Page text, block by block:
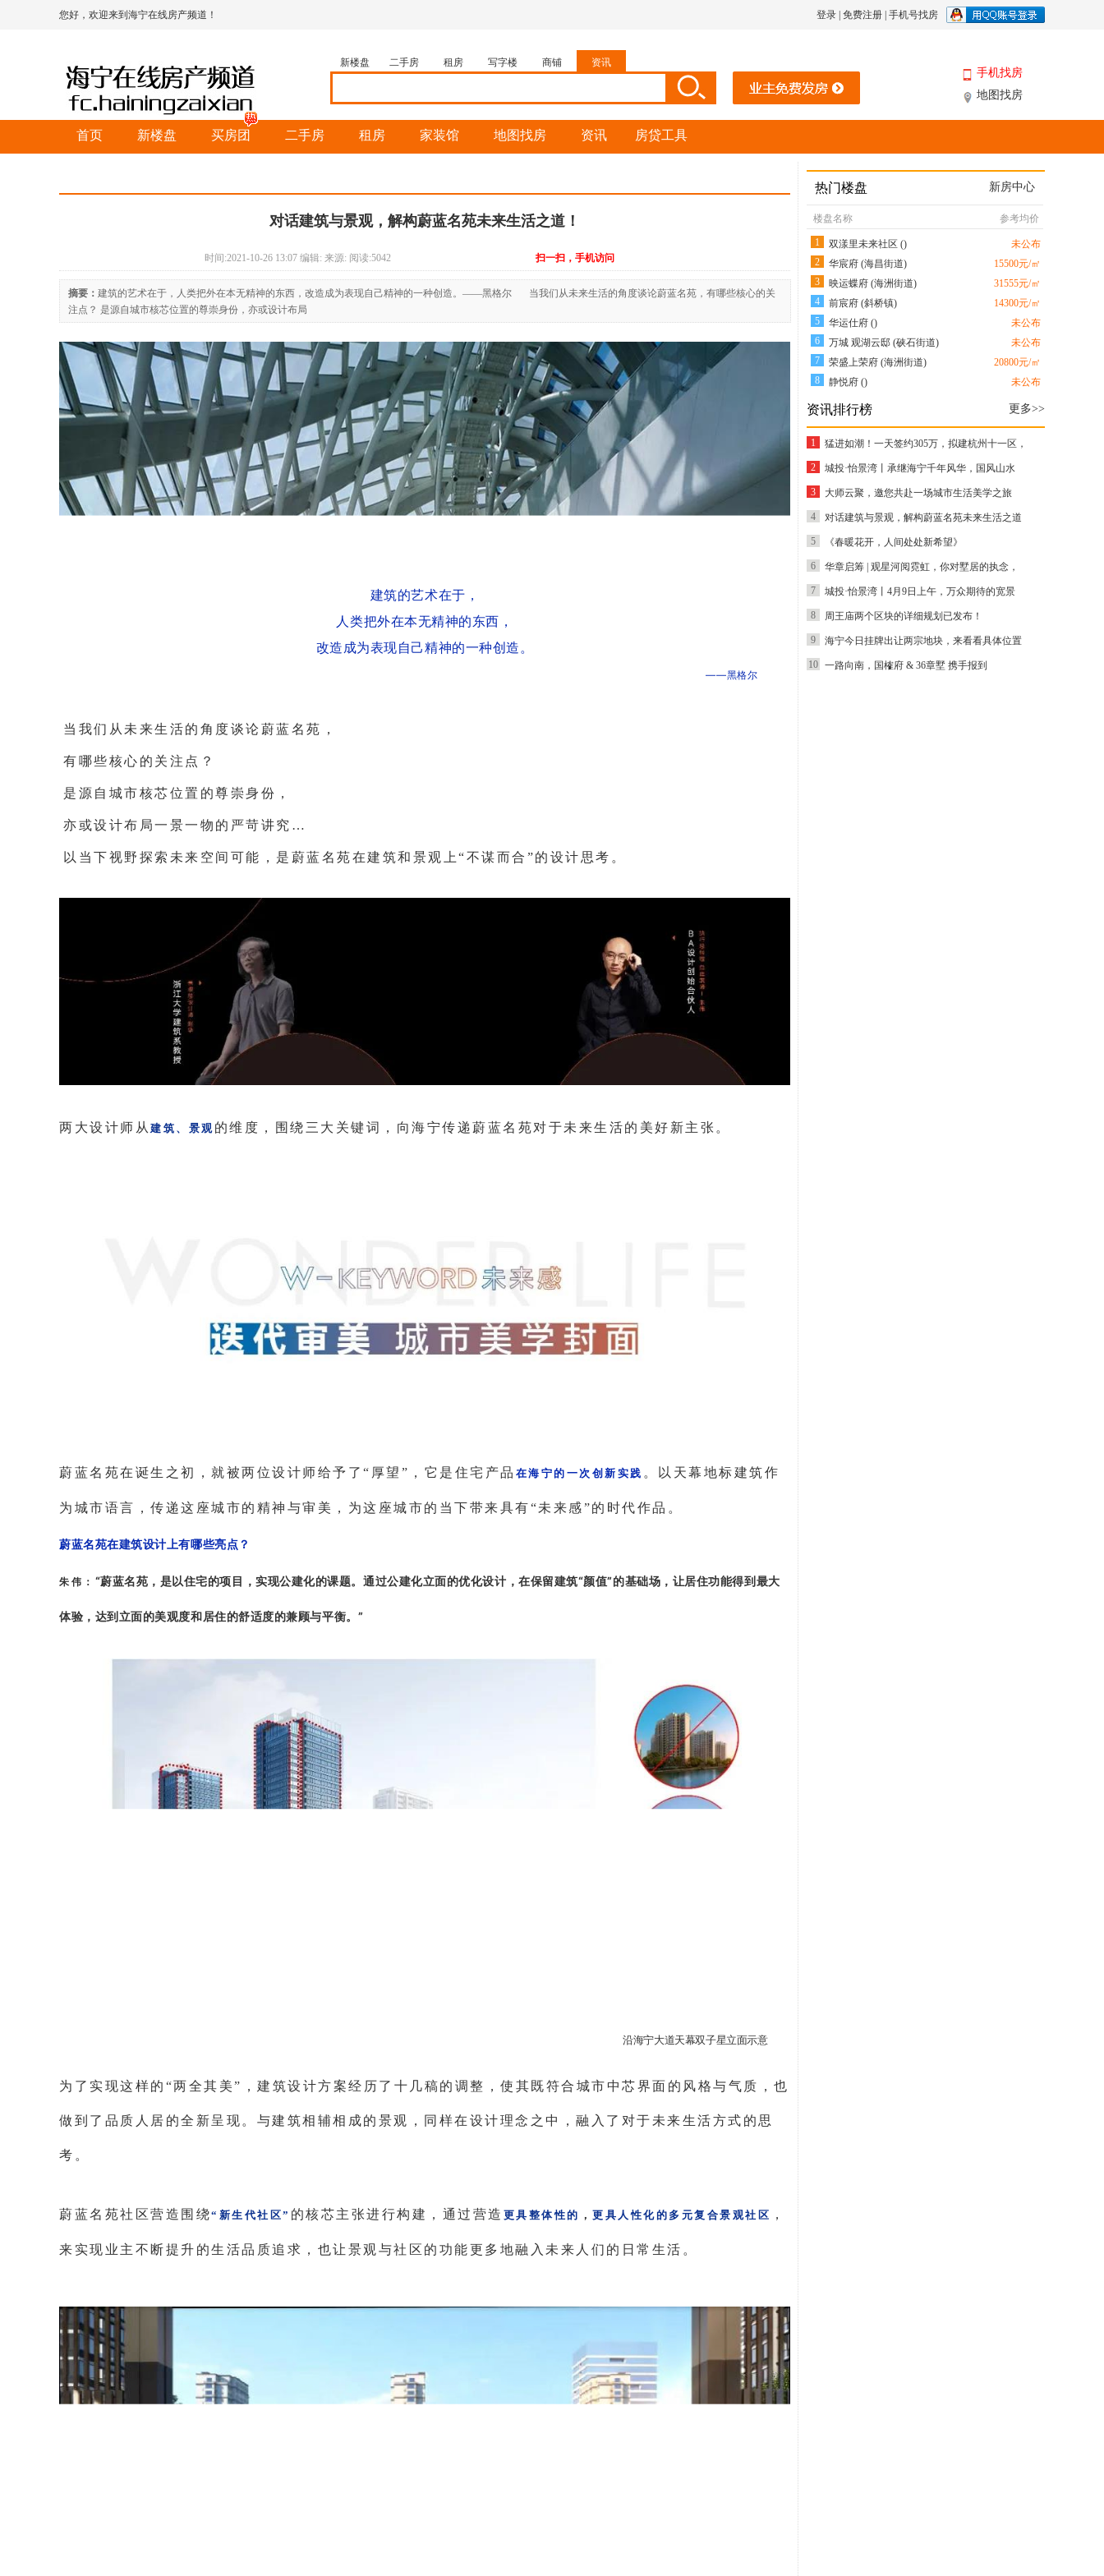
您好，欢迎来到海宁在线房产频道！ 登录 免费注册 手机号找房
新楼盘 二手房 租房 写字楼 商铺 资讯
手机找房
地图找房
首页 新楼盘 买房团 二手房 租房 家装馆 地图找房 资讯 房贷工具
对话建筑与景观，解构蔚蓝名苑未来生活之道！
时间:2021-10-26 13:07 编辑: 来源: 阅读:5042 扫一扫，手机访问
摘要： 建筑的艺术在于，人类把外在本无精神的东西，改造成为表现自己精神的一种创造。——黑格尔 当我们从未来生活的角度谈论蔚蓝名苑，有哪些核心的关
注点？ 是源自城市核芯位置的尊崇身份，亦或设计布局
建筑的艺术在于，
人类把外在本无精神的东西，
改造成为表现自己精神的一种创造。
——黑格尔
当我们从未来生活的角度谈论蔚蓝名苑，
有哪些核心的关注点？
是源自城市核芯位置的尊崇身份，
亦或设计布局一景一物的严苛讲究…
以当下视野探索未来空间可能，是蔚蓝名苑在建筑和景观上“不谋而合”的设计思考。
两大设计师从 建筑、景观 的维度，围绕三大关键词，向海宁传递蔚蓝名苑对于未来生活的美好新主张。
蔚蓝名苑在诞生之初，就被两位设计师给予了“厚望”，它是住宅产品 在海宁的一次创新实践 。以天幕地标建筑作
为城市语言，传递这座城市的精神与审美，为这座城市的当下带来具有“未来感”的时代作品。
蔚蓝名苑在建筑设计上有哪些亮点？
朱伟： “蔚蓝名苑，是以住宅的项目，实现公建化的课题。通过公建化立面的优化设计，在保留建筑“颜值”的基础场，让居住功能得到最大
体验，达到立面的美观度和居住的舒适度的兼顾与平衡。”
沿海宁大道天幕双子星立面示意
为了实现这样的“两全其美”，建筑设计方案经历了十几稿的调整，使其既符合城市中芯界面的风格与气质，也
做到了品质人居的全新呈现。与建筑相辅相成的景观，同样在设计理念之中，融入了对于未来生活方式的思
考。
蔚蓝名苑社区营造围绕“新生代社区” 的核芯主张进行构建，通过营造 更具整体性的 ， 更具人性化的多元复合景观社区 ，
来实现业主不断提升的生活品质追求，也让景观与社区的功能更多地融入未来人们的日常生活。
热门楼盘 新房中心
楼盘名称 参考均价
1 双漾里未来社区 ()
未公布
2
华宸府 (海昌街道)
15500元/㎡
3
映运蝶府 (海洲街道)
31555元/㎡
4
前宸府 (斜桥镇)
14300元/㎡
5
华运仕府 ()
未公布
6
万城 观湖云邸 (硖石街道)
未公布
7
荣盛上荣府 (海洲街道)
20800元/㎡
8
静悦府 () 未公布
资讯排行榜 更多>>
1 猛进如潮！一天签约305万，拟建杭州十一区，
2 城投·怡景湾丨承继海宁千年风华，国风山水
3 大师云聚，邀您共赴一场城市生活美学之旅
4 对话建筑与景观，解构蔚蓝名苑未来生活之道
5 《春暖花开，人间处处新希望》
6 华章启筹 | 观星河阅霓虹，你对墅居的执念，
7 城投·怡景湾丨4月9日上午，万众期待的宽景
8 周王庙两个区块的详细规划已发布！
9 海宁今日挂牌出让两宗地块，来看看具体位置
10 一路向南，国榷府 & 36章墅 携手报到